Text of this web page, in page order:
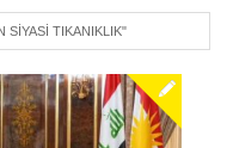
SIYASI TIKANIKLIK"